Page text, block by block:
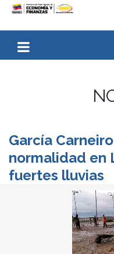
García
normalidad en
fuertes lluvias